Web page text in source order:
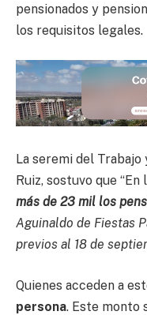
pensionados y
los requisitos legales.
La seremi del
Ruiz, sostuvo que
más de 23 mil los
Aguinaldo de Fiestas
previos al 18 de
Quienes acceden a
persona. Este monto